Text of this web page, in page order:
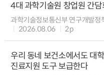
4대 과학기술원 창업원 간담
과학기술정보통신부 연구개발
2026.08.06
2p
우리 동네 보건소에서도 대
진료지원 도구 보급한다